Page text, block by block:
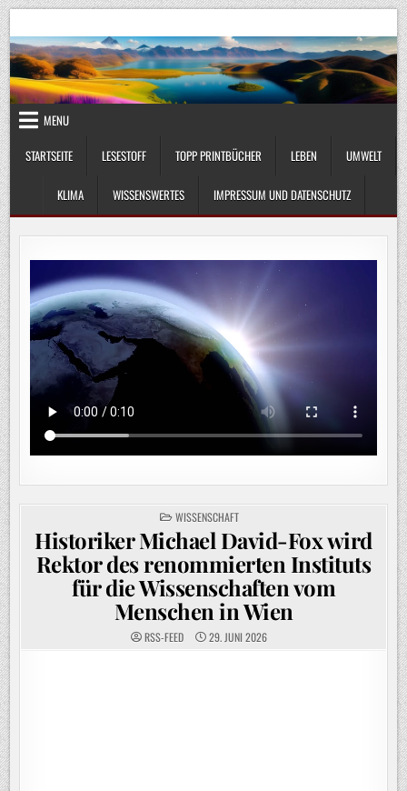
Skip
to
content
UmweltKlima.com
MENU
STARTSEITE
LESESTOFF TOPP PRINTBÜCHER LEBEN UMWELT
KLIMA WISSENSWERTES IMPRESSUM UND DATENSCHUTZ
POSTED
IN
WISSENSCHAFT
Historiker Michael David-Fox wird
Rektor des renommierten Instituts
für die Wissenschaften vom
Menschen in Wien
RSS-FEED 29. JUNI 2026